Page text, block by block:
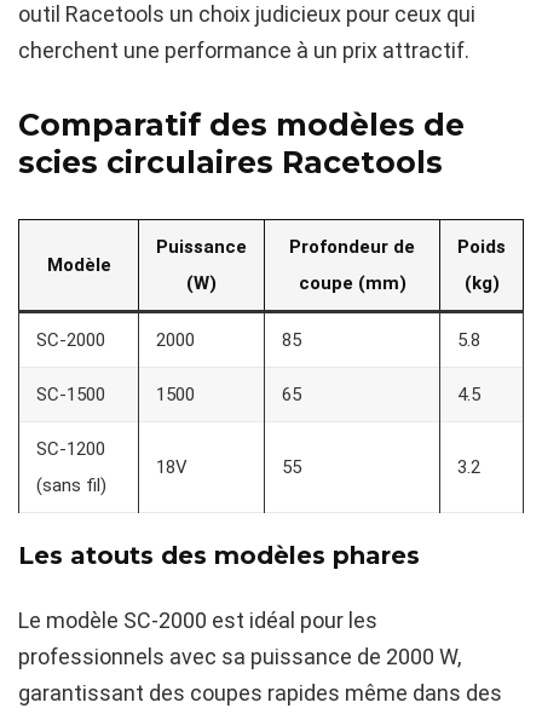
outil Racetools un choix judicieux pour ceux qui
cherchent une performance à un prix attractif.
Comparatif des modèles de
scies circulaires Racetools
Modèle
Puissance
(W)
Profondeur de
coupe (mm)
Poids
(kg)
SC-2000 2000 85 5.8
SC-1500 1500 65 4.5
SC-1200
(sans fil)
18V 55 3.2
Les atouts des modèles phares
Le modèle SC-2000 est idéal pour les
professionnels avec sa puissance de 2000 W,
garantissant des coupes rapides même dans des